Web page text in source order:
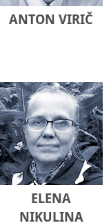
ANTON VIRIČ
ELENA
NIKULINA